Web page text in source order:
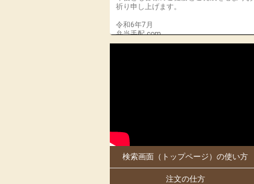
祈り申し上げます。
令和6年7月
弁当手配.com
伝統の味を大阪・京都でもお楽しみくださ
い。
大阪万博にも出店中!人気商品の「まねき
のえきそば」の出汁を隠し味に使ったり
と、「お料理のまねき」でしかできない味
検索画面（トップページ）の使い方
注文の仕方